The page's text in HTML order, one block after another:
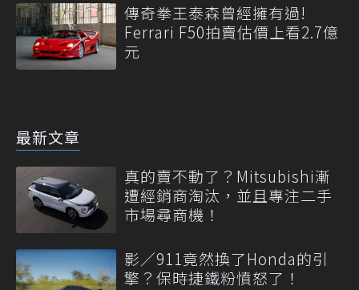
傳奇拳王泰森曾經擁有過!
Ferrari F50拍賣估價上看2.7億
元
最新文章
真的賣不動了？Mitsubishi漸
遭經銷商淘汰，並且專注二手
市場尋商機！
影／911竟然換了Honda的引
擎？保時捷鐵粉憤怒了！